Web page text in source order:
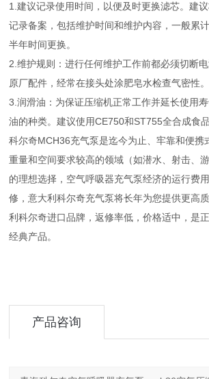
1.建议记录使用时间，以便及时更换滤芯。建
记录备案，包括维护时间和维护内容，一般累
半年时间更换。
2.维护规则：进行任何维护工作前都必须切断
原厂配件，经常在接头处涂肥皂水检查气密性。
3.润滑油：为保证压缩机正常工作并延长使用
油的种类。建议使用CE750和ST755全合成食
科尔奇MCH36充气泵是迄今为止、牢靠和便携
重量和空间要求较高的领域（如潜水、射击、
的理想选择，空气呼吸器充气泵经济的运行费
修，意大利科尔奇充气泵将长年为您提供更高
利科尔奇进口品牌，返修率低，价格适中，是
经典产品。
产品咨询